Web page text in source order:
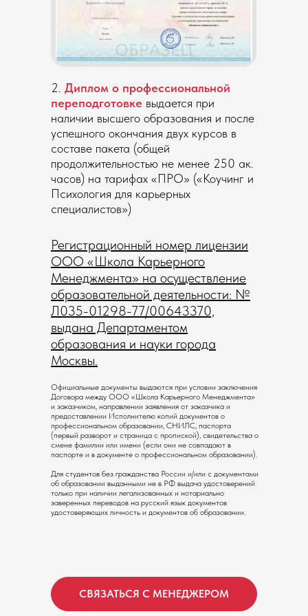
2. Диплом о профессиональной
переподготовке выдается при
наличии высшего образования и после
успешного окончания двух курсов в
составе пакета (общей
продолжительностью не менее 250 ак.
часов) на тарифах «ПРО» («Коучинг и
Психология для карьерных
специалистов»)
Официальные документы выдаются при условии заключения
Договора между ООО «Школа Карьерного Менеджмента»
и заказчиком, направлении заявления от заказчика и
предоставлении Исполнителю копий документов о
профессиональном образовании, СНИЛС, паспорта
(первый разворот и страница с пропиской), свидетельства о
смене фамилии или имени (если они не совпадают в
паспорте и в документе о профессиональном образовании).
Для студентов без гражданства России и/или с документами
об образовании выданными не в РФ выдача удостоверений
только при наличии легализованных и нотариально
заверенных переводов на русский язык документов
удостоверяющих личность и документов об образовании.
Регистрационный номер лицензии
ООО «Школа Карьерного
Менеджмента» на осуществление
образовательной деятельности: №
Л035-01298-77/00643370,
выдана Департаментом
образования и науки города
Москвы.
СВЯЗАТЬСЯ С МЕНЕДЖЕРОМ
КУПИТЬ
PRO
160 000 ₽
СТАНДАРТ
8 модулей, состоящих из онлайн-
уроков и практикумов
12 демосессий
4 практикума
2 менторинга
Супервизия
Рабочая тетрадь с подробным
описанием всех инструментов
КУПИТЬ
Хотите освоить профессию карьерного коуча
по стандартам ICF и получить системную
базу для практики
16 000 ₽/мес
Рассрочка без переплат
на срок до 10 месяцев
ТАРИФЫ